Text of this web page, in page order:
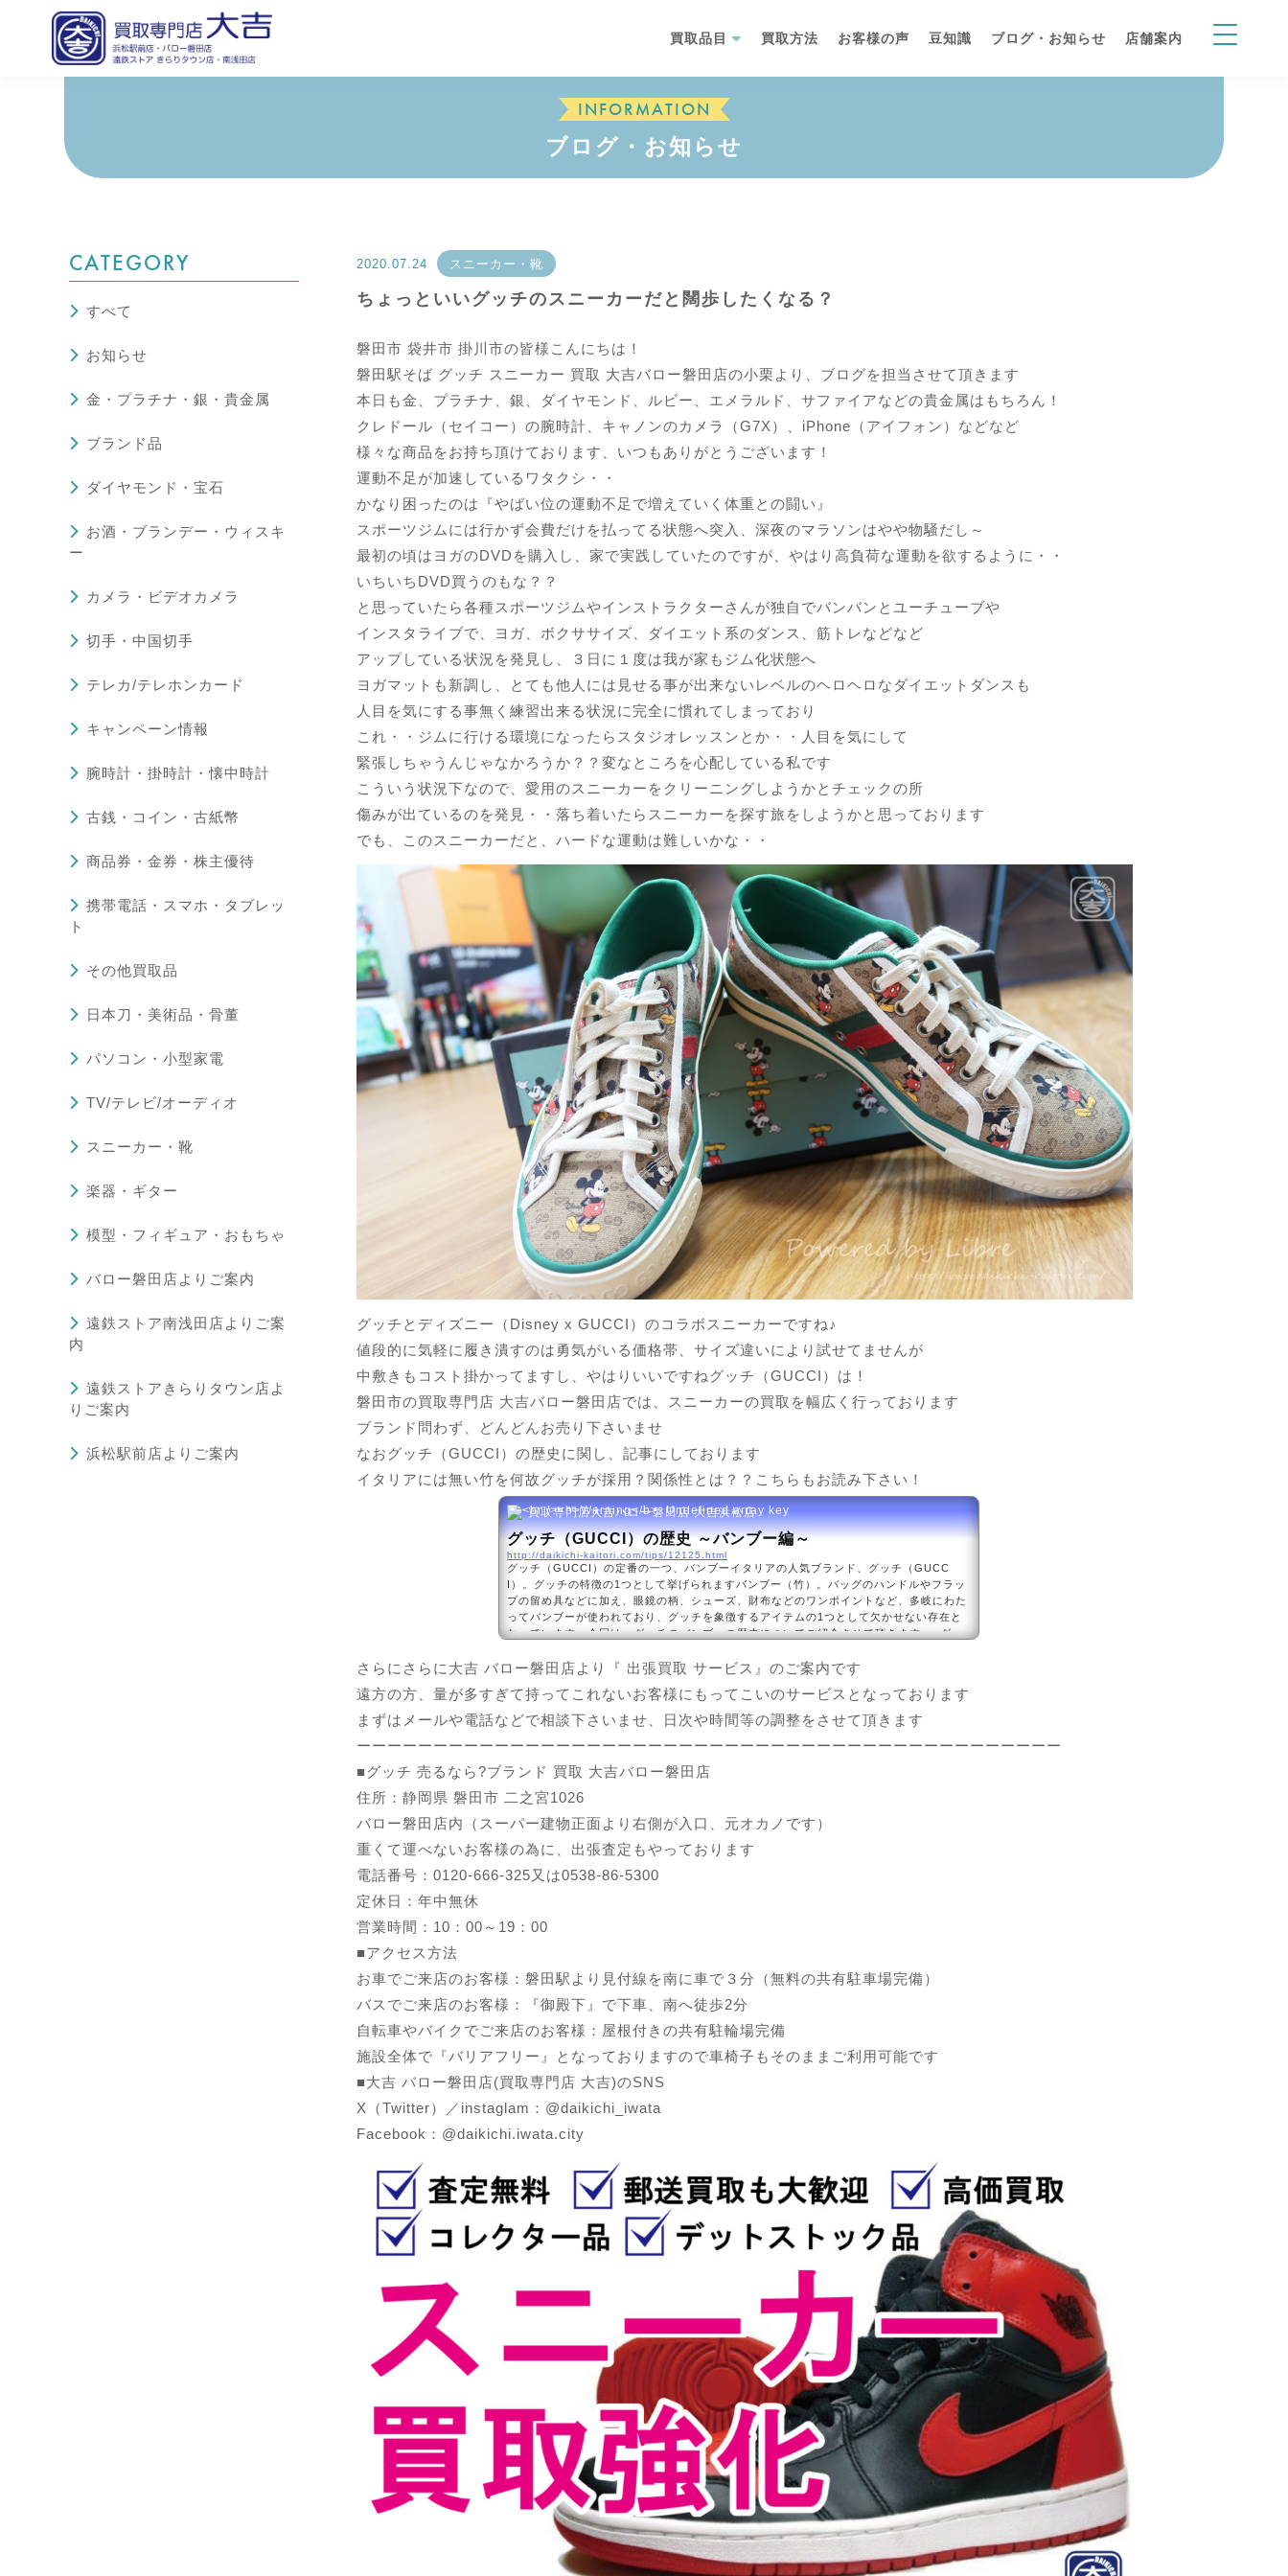
買取品目 買取方法 お客様の声 豆知識 ブログ・お知らせ 店舗案内
INFORMATION
ブログ・お知らせ
2020.07.24 スニーカー・靴
ちょっといいグッチのスニーカーだと闊歩したくなる？
磐田市 袋井市 掛川市の皆様こんにちは！
磐田駅そば グッチ スニーカー 買取 大吉バロー磐田店の小栗より、ブログを担当させて頂きます
本日も金、プラチナ、銀、ダイヤモンド、ルビー、エメラルド、サファイアなどの貴金属はもちろん！
クレドール（セイコー）の腕時計、キャノンのカメラ（G7X）、iPhone（アイフォン）などなど
様々な商品をお持ち頂けております、いつもありがとうございます！
運動不足が加速しているワタクシ・・
かなり困ったのは『やばい位の運動不足で増えていく体重との闘い』
スポーツジムには行かず会費だけを払ってる状態へ突入、深夜のマラソンはやや物騒だし～
最初の頃はヨガのDVDを購入し、家で実践していたのですが、やはり高負荷な運動を欲するように・・
いちいちDVD買うのもな？？
と思っていたら各種スポーツジムやインストラクターさんが独自でバンバンとユーチューブや
インスタライブで、ヨガ、ボクササイズ、ダイエット系のダンス、筋トレなどなど
アップしている状況を発見し、３日に１度は我が家もジム化状態へ
ヨガマットも新調し、とても他人には見せる事が出来ないレベルのヘロヘロなダイエットダンスも
人目を気にする事無く練習出来る状況に完全に慣れてしまっており
これ・・ジムに行ける環境になったらスタジオレッスンとか・・人目を気にして
緊張しちゃうんじゃなかろうか？？変なところを心配している私です
こういう状況下なので、愛用のスニーカーをクリーニングしようかとチェックの所
傷みが出ているのを発見・・落ち着いたらスニーカーを探す旅をしようかと思っております
でも、このスニーカーだと、ハードな運動は難しいかな・・
グッチとディズニー（Disney x GUCCI）のコラボスニーカーですね♪
値段的に気軽に履き潰すのは勇気がいる価格帯、サイズ違いにより試せてませんが
中敷きもコスト掛かってますし、やはりいいですねグッチ（GUCCI）は！
磐田市の買取専門店 大吉バロー磐田店では、スニーカーの買取を幅広く行っております
ブランド問わず、どんどんお売り下さいませ
なおグッチ（GUCCI）の歴史に関し、記事にしております
イタリアには無い竹を何故グッチが採用 ？関係性とは？？こちらもお読み下さい！
買取専門店大吉バロー磐田店 大吉浜松店
グッチ（GUCCI）の歴史 ～バンブー編～
http://daikichi-kaitori.com/tips/12125.html
グッチ（GUCCI）の定番の一つ、バンブーイタリアの人気ブランド、グッチ（GUCC
I）。グッチの特徴の1つとして挙げられますバンブー（竹）。バッグのハンドルやフラッ
プの留め具などに加え、眼鏡の柄、シューズ、財布などのワンポイントなど、多岐にわた
ってバンブーが使われており、グッチを象徴するアイテムの1つとして欠かせない存在と
なっています。今回は、グッチのバンブーの歴史についてご紹介させて頂きます。■グッ
の魅力の1つです。竹は日本や中...
さらにさらに大吉 バロー磐田店より『 出張買取 サービス』のご案内です
遠方の方、量が多すぎて持ってこれないお客様にもってこいのサービスとなっております
まずはメールや電話などで相談下さいませ、日次や時間等の調整をさせて頂きます
ーーーーーーーーーーーーーーーーーーーーーーーーーーーーーーーーーーーーーーーーーーーーーー
■グッチ 売るなら?ブランド 買取 大吉バロー磐田店
住所：静岡県 磐田市 二之宮1026
バロー磐田店内（スーパー建物正面より右側が入口、元オカノです）
重くて運べないお客様の為に、出張査定もやっております
電話番号：0120-666-325又は0538-86-5300
定休日：年中無休
営業時間：10：00～19：00
■アクセス方法
お車でご来店のお客様：磐田駅より見付線を南に車で３分（無料の共有駐車場完備）
バスでご来店のお客様：『御殿下』で下車、南へ徒歩2分
自転車やバイクでご来店のお客様：屋根付きの共有駐輪場完備
施設全体で『バリアフリー』となっておりますので車椅子もそのままご利用可能です
■大吉 バロー磐田店(買取専門店 大吉)のSNS
X（Twitter）／instaglam：@daikichi_iwata
Facebook：@daikichi.iwata.city
CATEGORY
すべて
お知らせ
金・プラチナ・銀・貴金属
ブランド品
ダイヤモンド・宝石
お酒・ブランデー・ウィスキ
ー
カメラ・ビデオカメラ
切手・中国切手
テレカ/テレホンカード
キャンペーン情報
腕時計・掛時計・懐中時計
古銭・コイン・古紙幣
商品券・金券・株主優待
携帯電話・スマホ・タブレッ
ト
その他買取品
日本刀・美術品・骨董
パソコン・小型家電
TV/テレビ/オーディオ
スニーカー・靴
楽器・ギター
模型・フィギュア・おもちゃ
バロー磐田店よりご案内
遠鉄ストア南浅田店よりご案
内
遠鉄ストアきらりタウン店よ
りご案内
浜松駅前店よりご案内